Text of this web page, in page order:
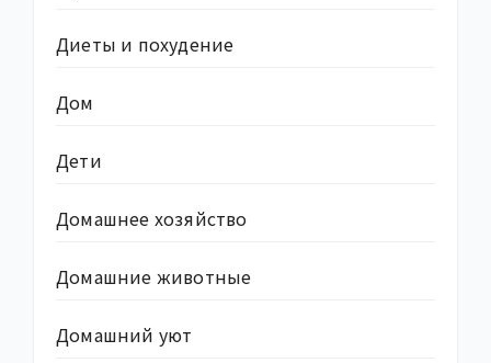
Диеты и похудение
Дом
Дети
Домашнее хозяйство
Домашние животные
Домашний уют